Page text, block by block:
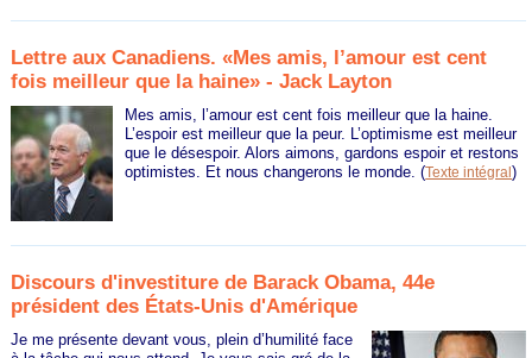
Lettre aux Canadiens. «Mes amis, l’amour est cent
fois meilleur que la haine» - Jack Layton
Mes amis, l’amour est cent fois meilleur que la haine.
L’espoir est meilleur que la peur. L’optimisme est meilleur
que le désespoir. Alors aimons, gardons espoir et restons
optimistes. Et nous changerons le monde.(Texte intégral)
Discours d'investiture de Barack Obama, 44e
président des États-Unis d'Amérique
Je me présente devant vous, plein d’humilité face